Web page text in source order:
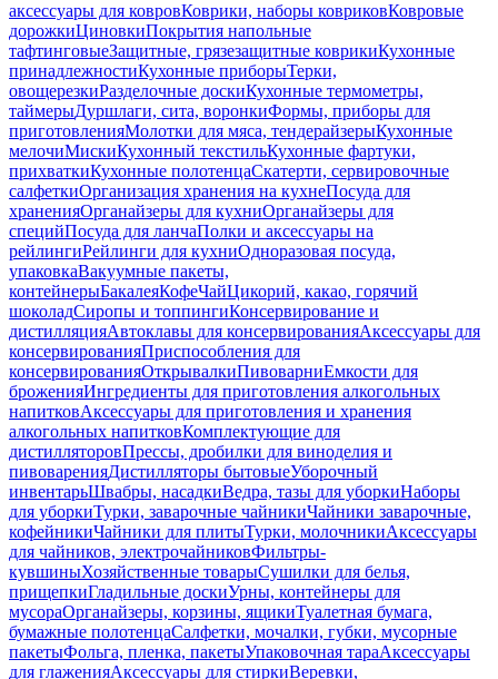
аксессуары для ковровКоврики, наборы ковриковКовровые
дорожкиЦиновкиПокрытия напольные
тафтинговыеЗащитные, грязезащитные коврикиКухонные
принадлежностиКухонные приборыТерки,
овощерезкиРазделочные доскиКухонные термометры,
таймерыДуршлаги, сита, воронкиФормы, приборы для
приготовленияМолотки для мяса, тендерайзерыКухонные
мелочиМискиКухонный текстильКухонные фартуки,
прихваткиКухонные полотенцаСкатерти, сервировочные
салфеткиОрганизация хранения на кухнеПосуда для
храненияОрганайзеры для кухниОрганайзеры для
специйПосуда для ланчаПолки и аксессуары на
рейлингиРейлинги для кухниОдноразовая посуда,
упаковкаВакуумные пакеты,
контейнерыБакалеяКофеЧайЦикорий, какао, горячий
шоколадСиропы и топпингиКонсервирование и
дистилляцияАвтоклавы для консервированияАксессуары для
консервированияПриспособления для
консервированияОткрывалкиПивоварниЕмкости для
броженияИнгредиенты для приготовления алкогольных
напитковАксессуары для приготовления и хранения
алкогольных напитковКомплектующие для
дистилляторовПрессы, дробилки для виноделия и
пивоваренияДистилляторы бытовыеУборочный
инвентарьШвабры, насадкиВедра, тазы для уборкиНаборы
для уборкиТурки, заварочные чайникиЧайники заварочные,
кофейникиЧайники для плитыТурки, молочникиАксессуары
для чайников, электрочайниковФильтры-
кувшиныХозяйственные товарыСушилки для белья,
прищепкиГладильные доскиУрны, контейнеры для
мусораОрганайзеры, корзины, ящикиТуалетная бумага,
бумажные полотенцаСалфетки, мочалки, губки, мусорные
пакетыФольга, пленка, пакетыУпаковочная тараАксессуары
для глаженияАксессуары для стиркиВеревки,